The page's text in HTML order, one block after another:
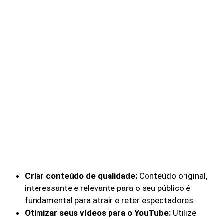
Criar conteúdo de qualidade: Conteúdo original,
interessante e relevante para o seu público é
fundamental para atrair e reter espectadores.
Otimizar seus vídeos para o YouTube: Utilize